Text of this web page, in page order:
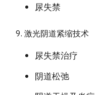
尿失禁
激光阴道紧缩技术
尿失禁治疗
阴道松弛